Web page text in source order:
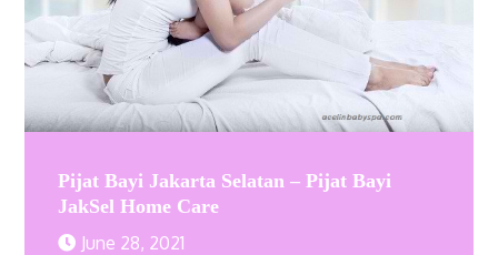
Pijat Bayi Jakarta Selatan – Pijat Bayi
JakSel Home Care
June 28, 2021